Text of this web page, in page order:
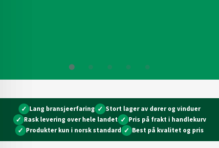
✓ Lang bransjeerfaring ✓ Stort lager av dører og vinduer
✓ Rask levering over hele landet ✓ Pris på frakt i handlekurv
✓ Produkter kun i norsk standard ✓ Best på kvalitet og pris